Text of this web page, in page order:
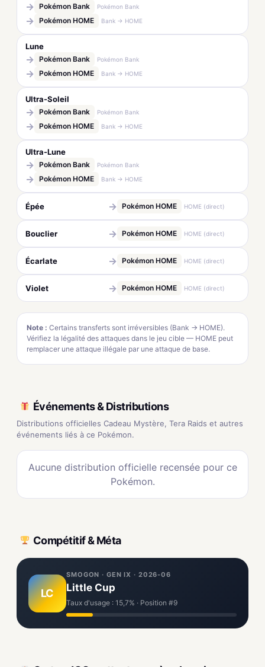
→ Pokémon Bank Pokémon Bank
→ Pokémon HOME Bank → HOME
Lune
→ Pokémon Bank Pokémon Bank
→ Pokémon HOME Bank → HOME
Ultra-Soleil
→ Pokémon Bank Pokémon Bank
→ Pokémon HOME Bank → HOME
Ultra-Lune
→ Pokémon Bank Pokémon Bank
→ Pokémon HOME Bank → HOME
Épée → Pokémon HOME HOME (direct)
Bouclier → Pokémon HOME HOME (direct)
Écarlate → Pokémon HOME HOME (direct)
Violet → Pokémon HOME HOME (direct)
Note : Certains transferts sont irréversibles (Bank → HOME).
Vérifiez la légalité des attaques dans le jeu cible — HOME peut
remplacer une attaque illégale par une attaque de base.
Événements & Distributions
Distributions officielles Cadeau Mystère, Tera Raids et autres
événements liés à ce Pokémon.
Aucune distribution officielle recensée pour ce
Pokémon.
Compétitif & Méta
LC
SMOGON · GEN IX · 2026-06
Little Cup
Taux d'usage : 15,7% · Position #9